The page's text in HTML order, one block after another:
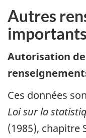
Autres
importants
Autorisation
Ces données
Loi sur la
(1985), chapitre